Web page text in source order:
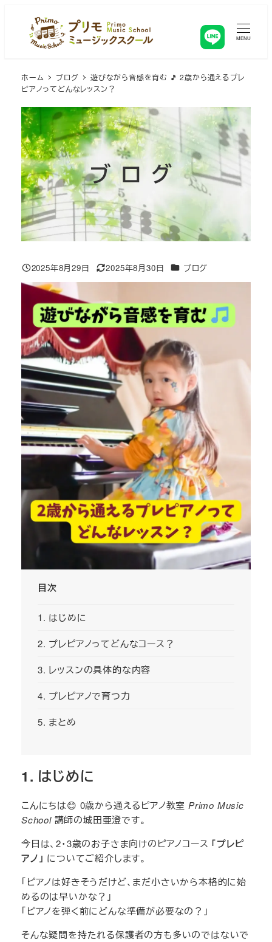
MENU
ホーム ブログ
遊びながら音感を育む 🎵 2歳から通えるプレ
ピアノってどんなレッスン？
ブログ
投稿日
2025年8月29日 更新日
2025年8月30日 カテゴリー
ブログ
目次
1. はじめに
2. プレピアノってどんなコース？
3. レッスンの具体的な内容
4. プレピアノで育つ力
5. まとめ
1. はじめに
こんにちは😊 0歳から通えるピアノ教室 Primo Music
School講師の城田亜澄です。
今日は、2・3歳のお子さま向けのピアノコース 「プレピ
アノ」 についてご紹介します。
「ピアノは好きそうだけど、まだ小さいから本格的に始
めるのは早いかな？」
「ピアノを弾く前にどんな準備が必要なの？」
そんな疑問を持たれる保護者の方も多いのではないで